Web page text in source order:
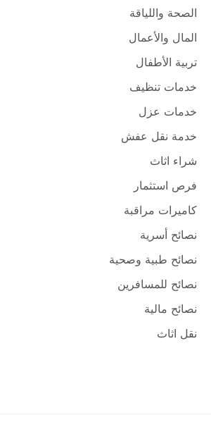
الصحة واللياقة
المال والأعمال
تربية الأطفال
خدمات تنظيف
خدمات عزل
خدمة نقل عفش
شراء اثاث
فرص استثمار
كاميرات مراقبة
نصائح أسرية
نصائح طبية وصحية
نصائح للمسافرين
نصائح مالية
نقل اثاث